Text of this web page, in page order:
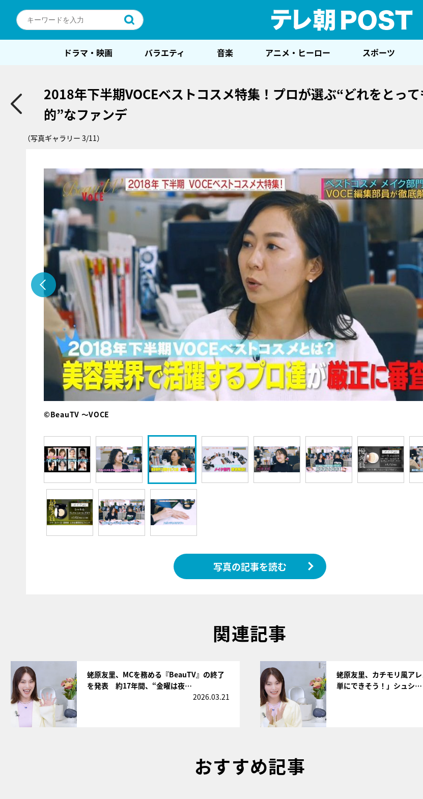
ドラマ・映画 バラエティ 音楽 アニメ・ヒーロー スポーツ
2018年下半期VOCEベストコスメ特集！プロが選ぶ“どれをとっ
的”なファンデ
（写真ギャラリー 3/11）
©BeauTV ～VOCE
写真の記事を読む
関連記事
蛯原友里、MCを務める『BeauTV』の終了
を発表 約17年間、“金曜は夜…
2026.03.21
蛯原友里、カチモリ風ア
単にできそう！」シュシ…
おすすめ記事
『アイ＝ラブ
E齋藤樹愛羅＆